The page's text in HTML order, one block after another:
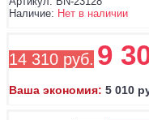
Наличие: Нет в наличии
14 310 руб. 9
Ваша экономия: 5 010